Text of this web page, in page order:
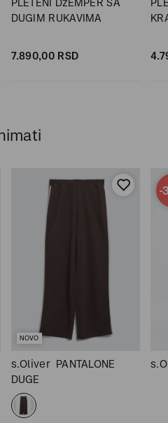
DUGIM RUKAVIMA
7.890,00 RSD
NOVO
s.Oliver PANTALONE
DUGE
-